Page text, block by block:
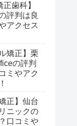
正歯科】
評判は良
アクセス
矯正】栗
の評判
ミやアク
正】仙台
ニックの
口コミや